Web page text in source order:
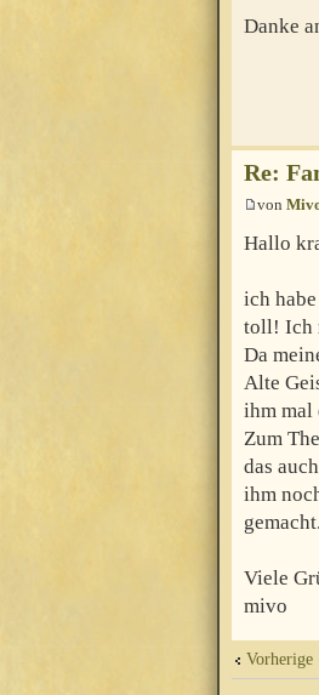
Danke
Re:
von
Hallo
ich
toll! Ich
Da
Alte
ihm mal
Zum
das
ihm
gemacht.
Viele
mivo
Vorherige